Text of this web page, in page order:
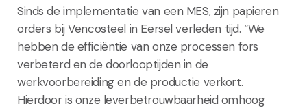
Sinds de implementatie van een MES, zijn papieren
orders bij Vencosteel in Eersel verleden tijd. “We
hebben de efficiëntie van onze processen fors
verbeterd en de doorlooptijden in de
werkvoorbereiding en de productie verkort.
Hierdoor is onze leverbetrouwbaarheid omhoog